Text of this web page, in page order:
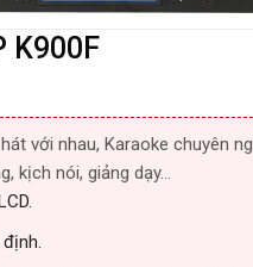
K900F
với nhau, Karaoke chuyên
kịch nói, giảng dạy…